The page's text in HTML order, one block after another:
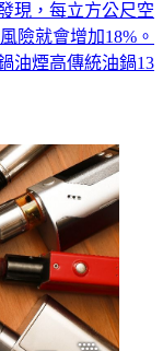
險就會增加18%。
油煙高傳統油鍋13